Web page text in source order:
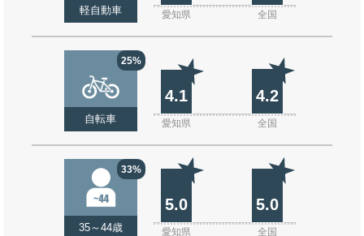
軽自動車 愛知県 全国
25%
自転車
4.1 4.2
愛知県 全国
33%
35～44歳
5.0 5.0
愛知県 全国